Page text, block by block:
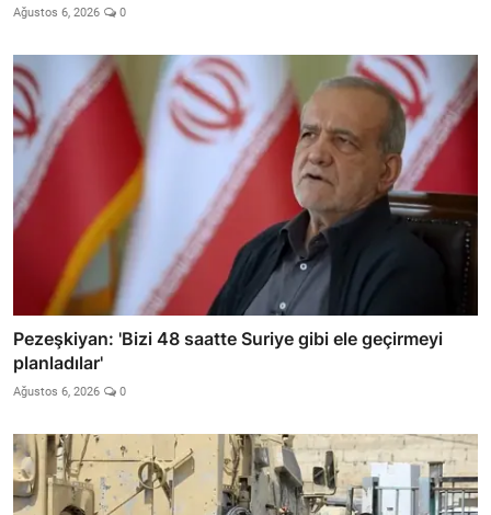
Ağustos 6, 2026 0
Pezeşkiyan: 'Bizi 48 saatte Suriye gibi ele geçirmeyi
planladılar'
Ağustos 6, 2026 0